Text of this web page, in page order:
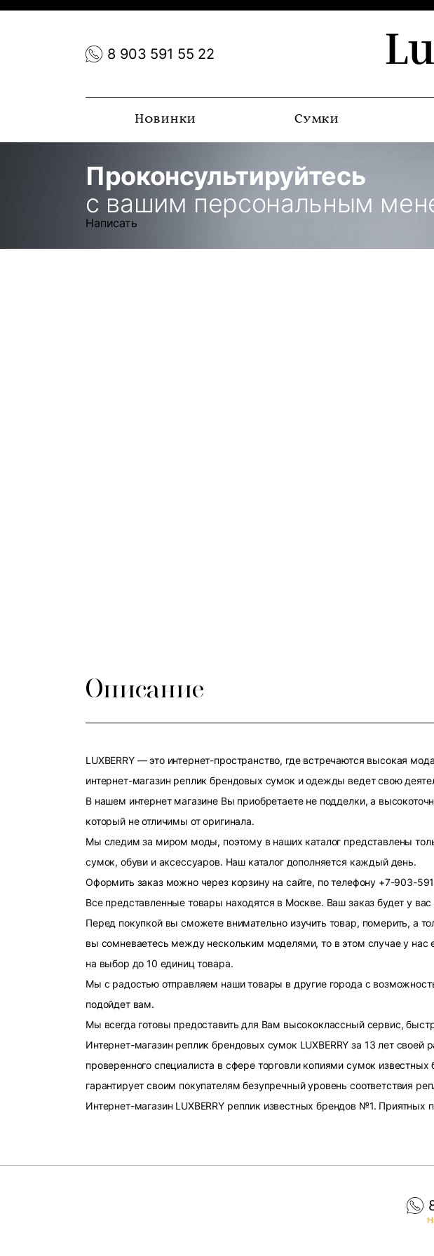
8 903 591 55 22
Новинки Сумки
Проконсультируйтесь
с вашим персональным
Написать
Описание
LUXBERRY — это интернет-пространство, где встречаются высокая
интернет-магазин реплик брендовых сумок и одежды ведет свою
В нашем интернет магазине Вы приобретаете не подделки, а
который не отличимы от оригинала.
Мы следим за миром моды, поэтому в наших каталог представлены
сумок, обуви и аксессуаров. Наш каталог дополняется каждый день.
Оформить заказ можно через корзину на сайте, по телефону +7-903-
Все представленные товары находятся в Москве. Ваш заказ будет у
Перед покупкой вы сможете внимательно изучить товар, померить, а
вы сомневаетесь между нескольким моделями, то в этом случае у нас
на выбор до 10 единиц товара.
Мы с радостью отправляем наши товары в другие города с
подойдет вам.
Мы всегда готовы предоставить для Вам высококлассный сервис,
Интернет-магазин реплик брендовых сумок LUXBERRY за 13 лет своей
проверенного специалиста в сфере торговли копиями сумок
гарантирует своим покупателям безупречный уровень соответствия
Интернет-магазин LUXBERRY реплик известных брендов №1. Приятных